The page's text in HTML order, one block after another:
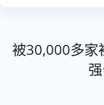
被30,000多家